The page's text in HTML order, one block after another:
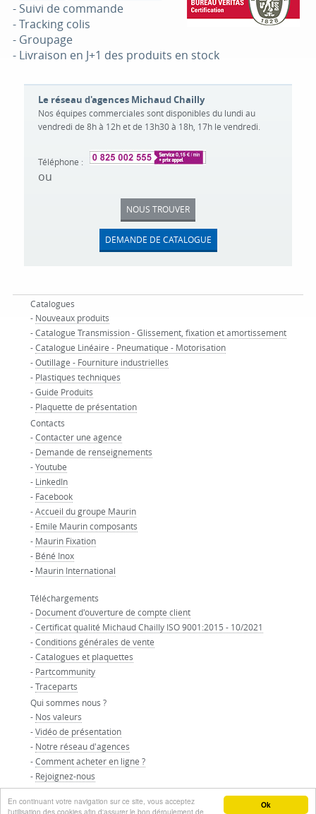
Ok
En continuant votre navigation sur ce site, vous acceptez
l'utilisation des cookies afin d'assurer le bon déroulement de
- Suivi de commande
- Tracking colis
- Groupage
- Livraison en J+1 des produits en stock
Le réseau d'agences Michaud Chailly
Nos équipes commerciales sont disponibles du lundi au
vendredi de 8h à 12h et de 13h30 à 18h, 17h le vendredi.
Téléphone :
ou
NOUS TROUVER
DEMANDE DE CATALOGUE
Catalogues
- Nouveaux produits
-Catalogue Transmission - Glissement, fixation et amortissement
-Catalogue Linéaire - Pneumatique - Motorisation
-Outillage - Fourniture industrielles
- Plastiques techniques
-Guide Produits
- Plaquette de présentation
Contacts
-Contacter une agence
- Demande de renseignements
-Youtube
- LinkedIn
- Facebook
-Accueil du groupe Maurin
- Emile Maurin composants
- Maurin Fixation
- Béné Inox
- Maurin International
Téléchargements
- Document d'ouverture de compte client
-Certificat qualité Michaud Chailly ISO 9001:2015 - 10/2021
-Conditions générales de vente
-Catalogues et plaquettes
- Partcommunity
-Traceparts
Qui sommes nous ?
- Nos valeurs
-Vidéo de présentation
- Notre réseau d'agences
-Comment acheter en ligne ?
- Rejoignez-nous
-Nos partenaires
© GROUPE MAURIN - Tous droits réservés